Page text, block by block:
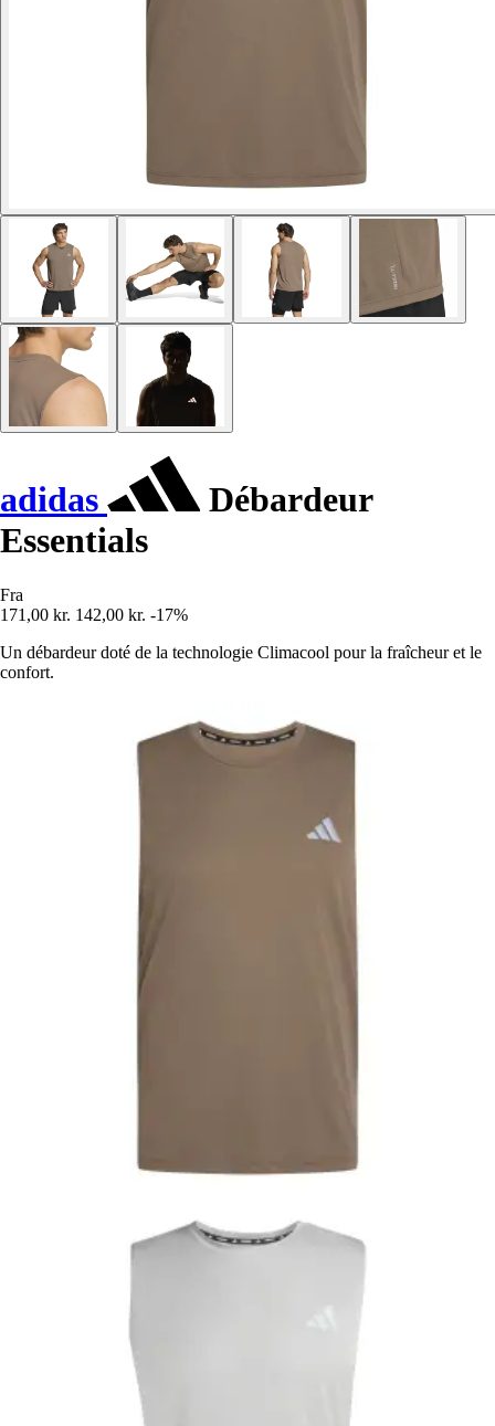
adidas
Débardeur
Essentials
Fra
171,00 kr. 142,00 kr. -17%
Un débardeur doté de la technologie Climacool pour la fraîcheur et le
confort.